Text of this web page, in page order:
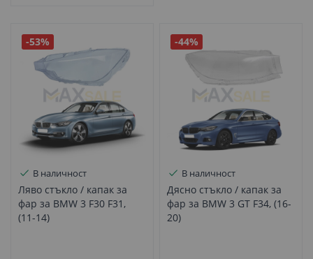
-53%
В наличност
Ляво стъкло / капак за
фар за BMW 3 F30 F31,
(11-14)
-44%
В наличност
Дясно стъкло / капак за
фар за BMW 3 GT F34, (16-
20)